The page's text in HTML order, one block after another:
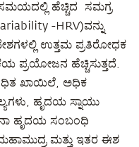
ಹೆಚ್ಚಿದ ಸಮಗ್ರ
-HRV)ವನ್ನು
ಉತ್ತಮ ಪ್ರತಿರೋಧಕ
ಪ್ರಯೋಜನ ಹೆಚ್ಚಿಸುತ್ತದೆ.
ಖಾಯಿಲೆ, ಅಧಿಕ
ಹೃದಯ ಸ್ನಾಯು
ಹೃದಯ ಸಂಬಂಧಿ
ಮತ್ತು ಇತರ ಈಶ